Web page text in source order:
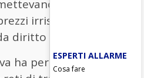
di accedere
irrisori ai
diritto d’autore.
ha permesso di
ESPERTI ALLARME
Cosa fare